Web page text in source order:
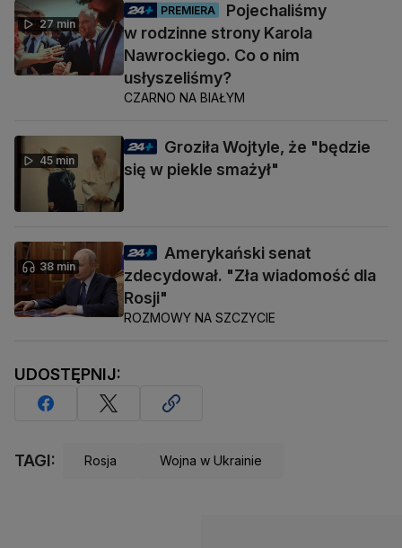
27 min
PREMIERA
Pojechaliśmy
w rodzinne strony Karola
Nawrockiego. Co o nim
usłyszeliśmy?
CZARNO NA BIAŁYM
45 min
Groziła Wojtyle, że "będzie
się w piekle smażył"
38 min
Amerykański senat
zdecydował. "Zła wiadomość dla
Rosji"
ROZMOWY NA SZCZYCIE
UDOSTĘPNIJ:
TAGI: Rosja Wojna w Ukrainie